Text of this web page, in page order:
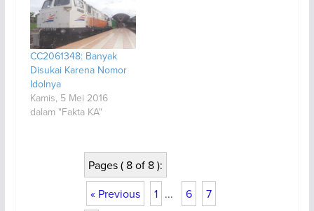
CC2061348: Banyak
Disukai Karena Nomor
Idolnya
Kamis, 5 Mei 2016
dalam "Fakta KA"
Pages ( 8 of 8 ):
« Previous
1 ... 6
7